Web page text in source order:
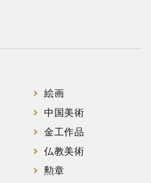
絵画
中国美術
金工作品
仏教美術
勲章